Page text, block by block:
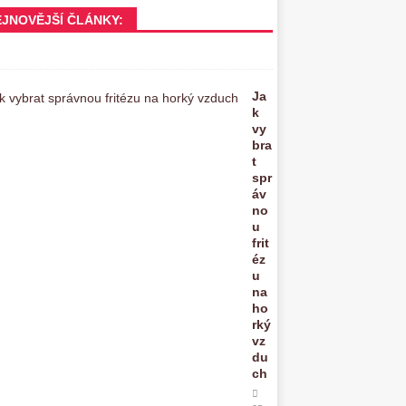
ČLÁNKY:
Ja
k
vy
bra
t
spr
áv
no
u
frit
éz
u
na
ho
rký
vz
du
ch